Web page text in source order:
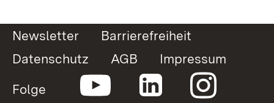
Newsletter
Barrierefreiheit
Datenschutz
AGB
Impressum
Folge